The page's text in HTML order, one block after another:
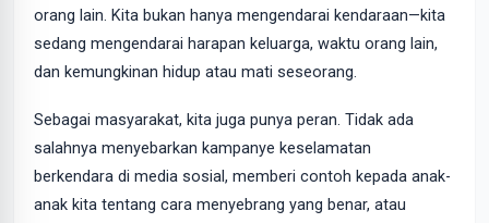
orang lain. Kita bukan hanya mengendarai kendaraan—kita
sedang mengendarai harapan keluarga, waktu orang lain,
dan kemungkinan hidup atau mati seseorang.
Sebagai masyarakat, kita juga punya peran. Tidak ada
salahnya menyebarkan kampanye keselamatan
berkendara di media sosial, memberi contoh kepada anak-
anak kita tentang cara menyebrang yang benar, atau